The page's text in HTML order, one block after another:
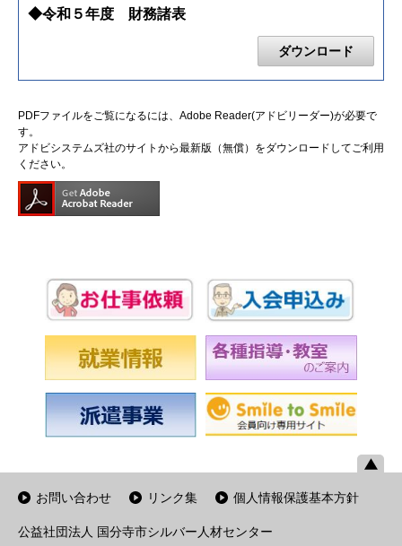
◆令和５年度 財務諸表
ダウンロード
PDFファイルをご覧になるには、Adobe Reader(アドビリーダー)が必要で
す。
アドビシステムズ社のサイトから最新版（無償）をダウンロードしてご利用
ください。
お問い合わせ リンク集 個人情報保護基本方針
公益社団法人 国分寺市シルバー人材センター